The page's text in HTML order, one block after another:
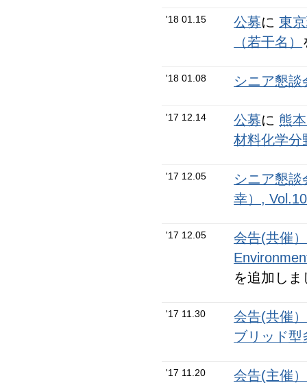
'18 01.15 公募に東
（若干名）
'18 01.08 シニア懇談
'17 12.14 公募に 熊
材料化学分
'17 12.05
シニア懇
幸）,
'17 12.05
会告(共催）
を追加しま
'17 11.30
会告(共催）
ブリッド型
'17 11.20
会告(主催）